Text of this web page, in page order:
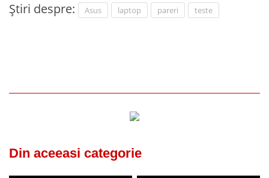
Știri despre:
Asus laptop pareri teste
Din aceeasi categorie